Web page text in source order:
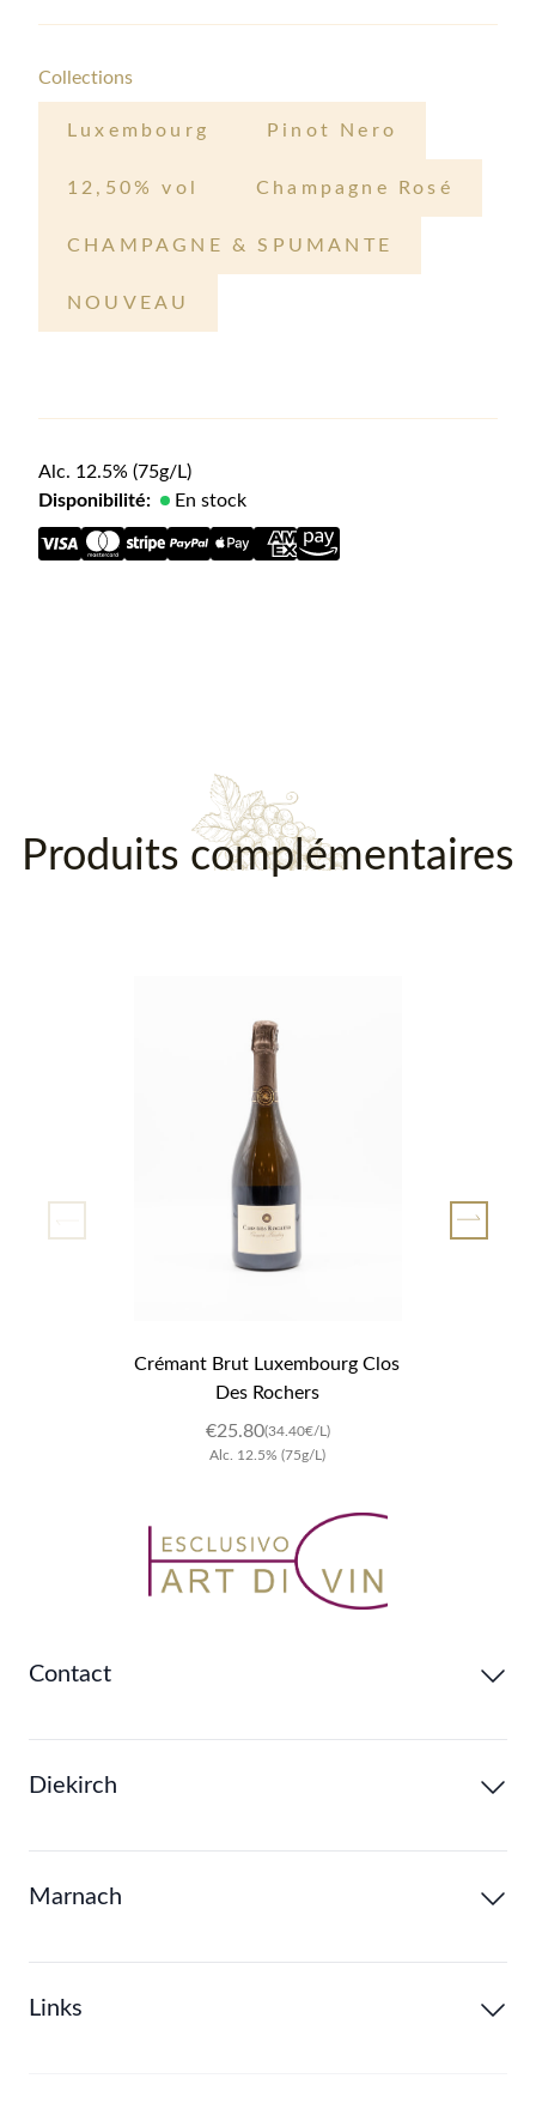
Collections
Luxembourg Pinot Nero
12,50% vol Champagne Rosé
CHAMPAGNE & SPUMANTE
NOUVEAU
Alc. 12.5% (75g/L)
Disponibilité:
En stock
Produits complémentaires
Crémant Brut Luxembourg Clos
Des Rochers
€25.80(34.40€/L)
Alc. 12.5% (75g/L)
Contact
Diekirch
Marnach
Links